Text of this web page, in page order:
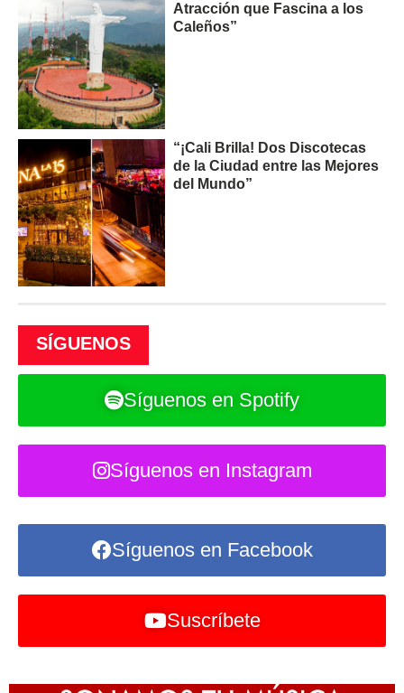
Atracción que Fascina a los
Caleños”
“¡Cali Brilla! Dos Discotecas
de la Ciudad entre las Mejores
del Mundo”
SÍGUENOS
Síguenos en Spotify
Síguenos en Instagram
Síguenos en Facebook
Suscríbete